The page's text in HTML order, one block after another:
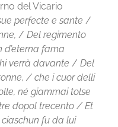
del Vicario
perfecte e sante /
/ Del regimento
d’eterna fama
verrà davante / Del
/ che i cuor delli
né giammai tolse
dopol trecento / Et
ciaschun fu da lui